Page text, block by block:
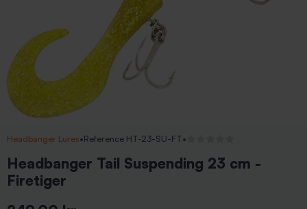
Headbanger Lures•Reference HT-23-SU-FT•
Headbanger Tail Suspending 23 cm -
Firetiger